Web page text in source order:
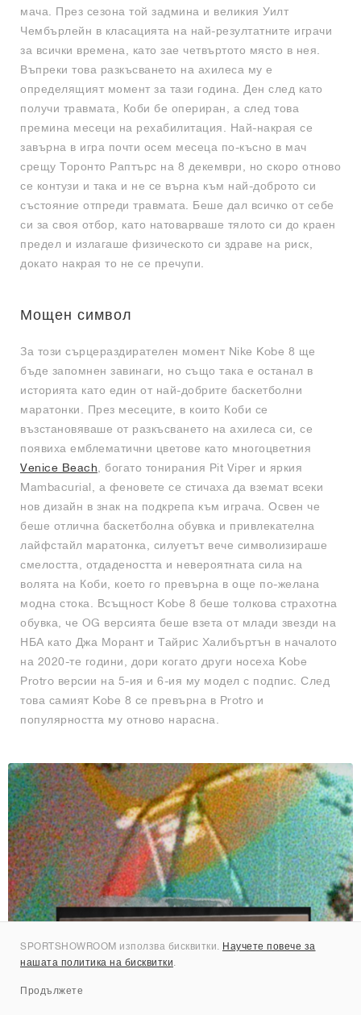
мача. През сезона той задмина и великия Уилт
Чембърлейн в класацията на най-резултатните играчи
за всички времена, като зае четвъртото място в нея.
Въпреки това разкъсването на ахилеса му е
определящият момент за тази година. Ден след като
получи травмата, Коби бе опериран, а след това
премина месеци на рехабилитация. Най-накрая се
завърна в игра почти осем месеца по-късно в мач
срещу Торонто Раптърс на 8 декември, но скоро отново
се контузи и така и не се върна към най-доброто си
състояние отпреди травмата. Беше дал всичко от себе
си за своя отбор, като натоварваше тялото си до краен
предел и излагаше физическото си здраве на риск,
докато накрая то не се пречупи.
Мощен символ
За този сърцераздирателен момент Nike Kobe 8 ще
бъде запомнен завинаги, но също така е останал в
историята като един от най-добрите баскетболни
маратонки. През месеците, в които Коби се
възстановяваше от разкъсването на ахилеса си, се
появиха емблематични цветове като многоцветния
Venice Beach , богато тонирания Pit Viper и яркия
Mambacurial, а феновете се стичаха да вземат всеки
нов дизайн в знак на подкрепа към играча. Освен че
беше отлична баскетболна обувка и привлекателна
лайфстайл маратонка, силуетът вече символизираше
смелостта, отдадеността и невероятната сила на
волята на Коби, което го превърна в още по-желана
модна стока. Всъщност Kobe 8 беше толкова страхотна
обувка, че OG версията беше взета от млади звезди на
НБА като Джа Морант и Тайрис Халибъртън в началото
на 2020-те години, дори когато други носеха Kobe
Protro версии на 5-ия и 6-ия му модел с подпис. След
това самият Kobe 8 се превърна в Protro и
популярността му отново нарасна.
SPORTSHOWROOM използва бисквитки. Научете повече за
нашата политика на бисквитки.
Продължете